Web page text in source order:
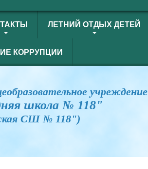
ЛЕТНИЙ ОТДЫХ ДЕТЕЙ
КОРРУПЦИИ
учреждение
школа № 118"
СШ № 118")